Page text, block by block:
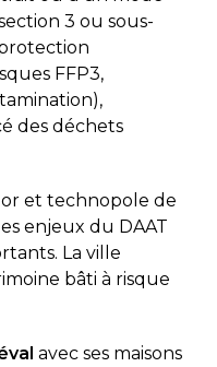
3 ou sous-
FFP3,
des déchets
et technopole de
enjeux du DAAT
La ville
bâti à risque
avec ses maisons